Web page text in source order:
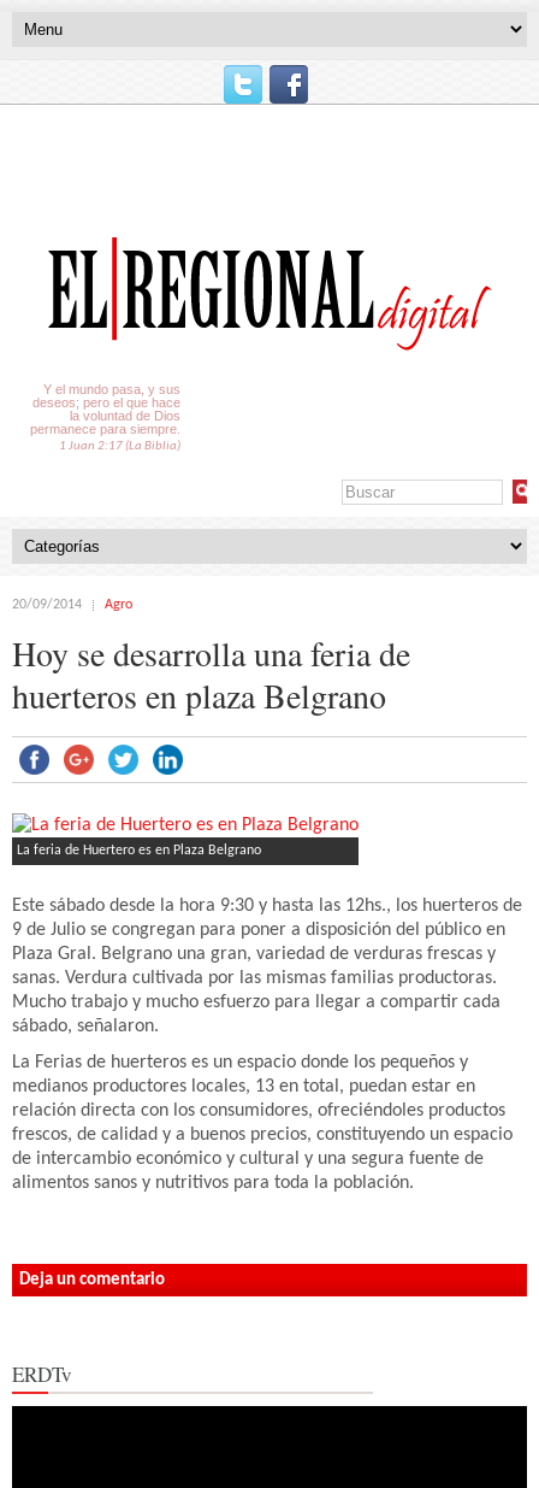
Y el mundo pasa, y sus
deseos; pero el que hace
la voluntad de Dios
permanece para siempre.
1 Juan 2:17 (La Biblia)
20/09/2014 Agro
Hoy se desarrolla una feria de
huerteros en plaza Belgrano
La feria de Huertero es en Plaza Belgrano
Este sábado desde la hora 9:30 y hasta las 12hs., los huerteros de
9 de Julio se congregan para poner a disposición del público en
Plaza Gral. Belgrano una gran, variedad de verduras frescas y
sanas. Verdura cultivada por las mismas familias productoras.
Mucho trabajo y mucho esfuerzo para llegar a compartir cada
sábado, señalaron.
La Ferias de huerteros es un espacio donde los pequeños y
medianos productores locales, 13 en total, puedan estar en
relación directa con los consumidores, ofreciéndoles productos
frescos, de calidad y a buenos precios, constituyendo un espacio
de intercambio económico y cultural y una segura fuente de
alimentos sanos y nutritivos para toda la población.
Deja un comentario
ERDTv